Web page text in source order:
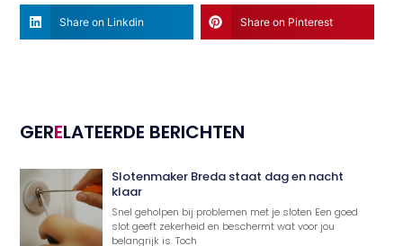
Share on Linkdin Share on Pinterest
GERELATEERDE BERICHTEN
Slotenmaker Breda staat dag en nacht
klaar
Snel geholpen bij problemen met je sloten Een goed
slot geeft zekerheid en beschermt wat voor jou
belangrijk is. Toch